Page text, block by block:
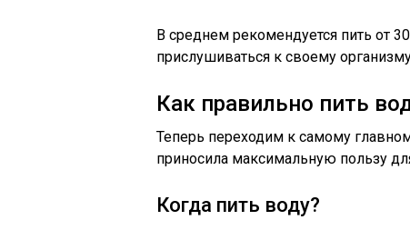
В среднем рекомендуется пить от
прислушиваться к своему
Как правильно пить
Теперь переходим к самому
приносила максимальную пользу
Когда пить воду?